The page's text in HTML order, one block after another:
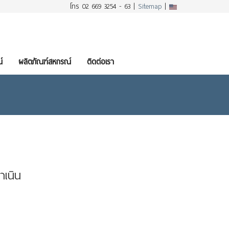
โทร 02 669 3254 - 63 | Sitemap |
ผลิตภัณฑ์สหกรณ์ ติดต่อเรา
นิน